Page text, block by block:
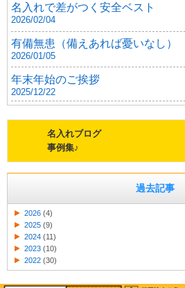
名入れで差がつく安全ベスト
2026/02/04
有備無患（備えあれば憂いなし）
2026/01/05
年末年始のご挨拶
2025/12/22
名入れブログ
事例集♪
過去記事
2026 (4)
2025 (9)
2024 (11)
2023 (10)
2022 (30)